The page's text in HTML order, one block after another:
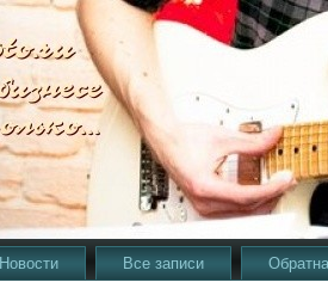
Новости Все записи